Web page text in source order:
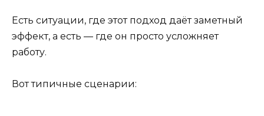
Есть ситуации, где этот подход даёт заметный
эффект, а есть — где он просто усложняет
работу.
Вот типичные сценарии: